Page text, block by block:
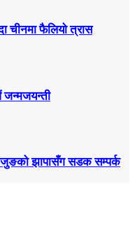
चीनमा फैलियो त्रास
झापासँग सडक सम्पर्क